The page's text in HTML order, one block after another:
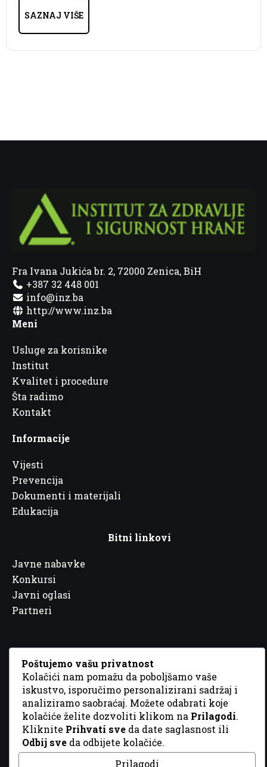
SAZNAJ VIŠE
Fra Ivana Jukića br. 2, 72000 Zenica, BiH
+387 32 448 001
info@inz.ba
http://www.inz.ba
Meni
Usluge za korisnike
Institut
Kvalitet i procedure
Šta radimo
Kontakt
Informacije
Vijesti
Prevencija
Dokumenti i materijali
Edukacija
Bitni linkovi
Javne nabavke
Konkursi
Javni oglasi
Partneri
© 2026 Sva prava zadržana. DizajnGordonDM
Poštujemo vašu privatnost
Kolačići nam pomažu da poboljšamo vaše
iskustvo, isporučimo personalizirani sadržaj i
analiziramo saobraćaj. Možete odabrati koje
kolačiće želite dozvoliti klikom na Prilagodi.
Kliknite Prihvati sve da date saglasnost ili
Odbij sve da odbijete kolačiće.
Prilagodi